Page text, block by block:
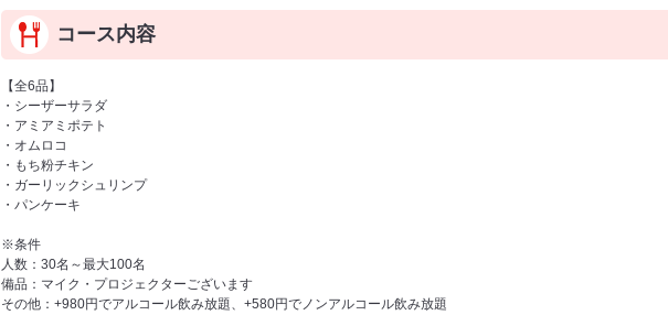
コース内容
【全6品】
・シーザーサラダ
・アミアミポテト
・オムロコ
・もち粉チキン
・ガーリックシュリンプ
・パンケーキ
※条件
人数：30名～最大100名
備品：マイク・プロジェクターございます
その他：+980円でアルコール飲み放題、+580円でノンアルコール飲み放題